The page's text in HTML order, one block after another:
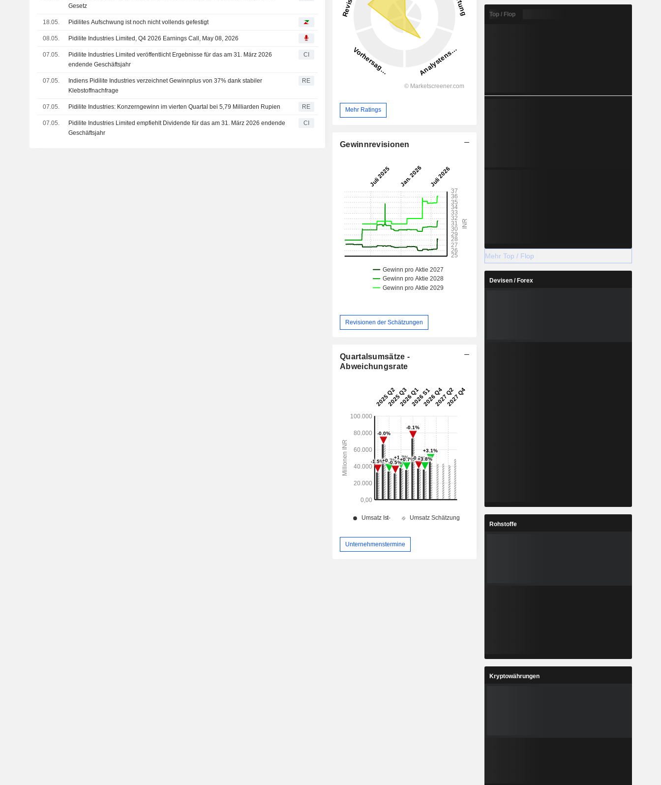
Gesetz
18.05. Pidilites Aufschwung ist noch nicht vollends gefestigt
08.05. Pidilite Industries Limited, Q4 2026 Earnings Call, May 08, 2026
07.05.
Pidilite Industries Limited veröffentlicht Ergebnisse für das am 31. März 2026
endende Geschäftsjahr
CI
07.05.
Indiens Pidilite Industries verzeichnet Gewinnplus von 37% dank stabiler
Klebstoffnachfrage
RE
07.05. Pidilite Industries: Konzerngewinn im vierten Quartal bei 5,79 Milliarden Rupien RE
07.05.
Pidilite Industries Limited empfiehlt Dividende für das am 31. März 2026 endende
Geschäftsjahr
CI
Mehr Ratings
Gewinnrevisionen
Revisionen der Schätzungen
Quartalsumsätze -
Abweichungsrate
Unternehmenstermine
Top / Flop
Mehr Top / Flop
Devisen / Forex
Rohstoffe
Kryptowährungen